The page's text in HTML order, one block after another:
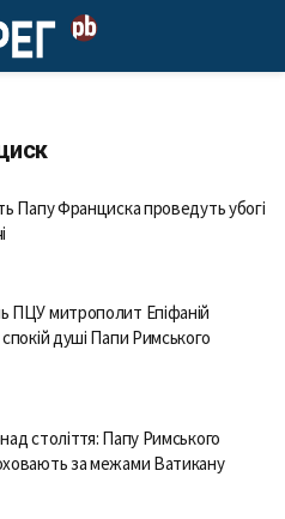
Папу Франциска проведуть убогі
ПЦУ митрополит Епіфаній
душі Папи Римського
століття: Папу Римського
за межами Ватикану